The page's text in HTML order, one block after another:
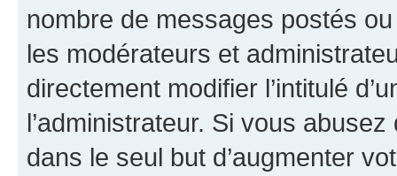
nombre de messages postés
les modérateurs et
directement modifier l’intitulé
l’administrateur. Si vous
dans le seul but d’augmenter